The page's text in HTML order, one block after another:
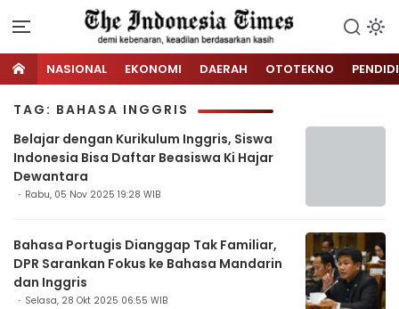
NASIONAL EKONOMI DAERAH OTOTEKNO
TAG: BAHASA INGGRIS
Belajar dengan Kurikulum Inggris, Siswa
Indonesia Bisa Daftar Beasiswa Ki Hajar
Dewantara
Rabu, 05 Nov 2025 19:28 WIB
Bahasa Portugis Dianggap Tak Familiar,
DPR Sarankan Fokus ke Bahasa Mandarin
dan Inggris
Selasa, 28 Okt 2025 06:55 WIB